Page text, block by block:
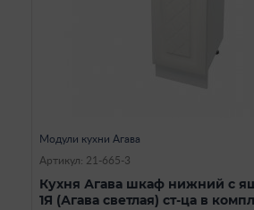
Модули кухни Агава
Артикул: 21-665-3
Кухня Агава шкаф нижний с
1Я (Агава светлая) ст-ца в